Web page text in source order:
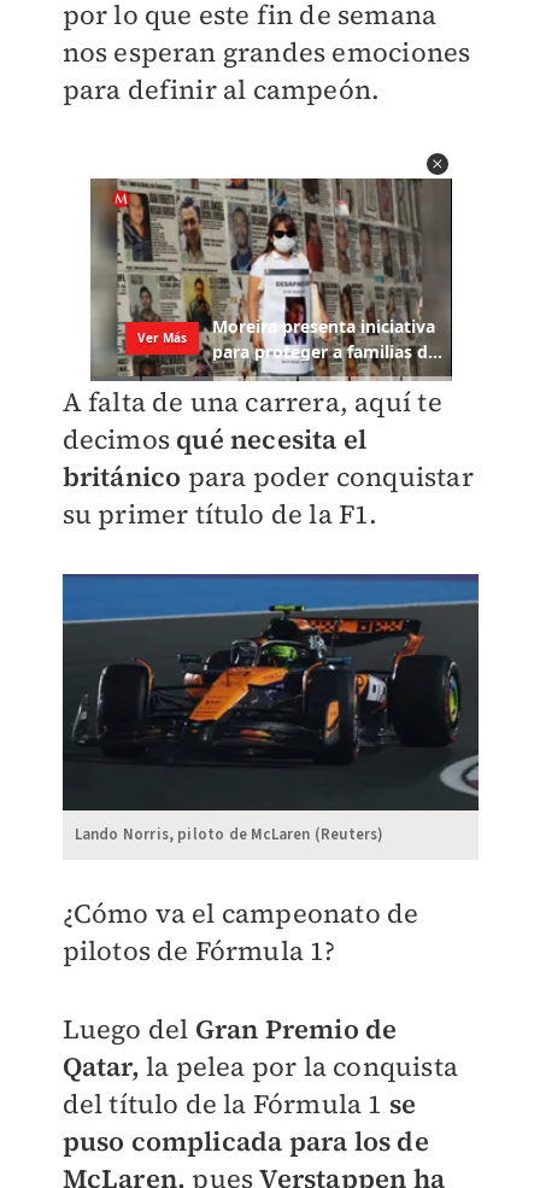
por lo que este fin de semana
nos esperan grandes emociones
para definir al campeón.
A falta de una carrera, aquí te
decimos qué necesita el
británico para poder conquistar
su primer título de la F1.
Lando Norris, piloto de McLaren (Reuters)
¿Cómo va el campeonato de
pilotos de Fórmula 1?
Luego del Gran Premio de
Qatar, la pelea por la conquista
del título de la Fórmula 1 se
puso complicada para los de
McLaren, puesVerstappen ha